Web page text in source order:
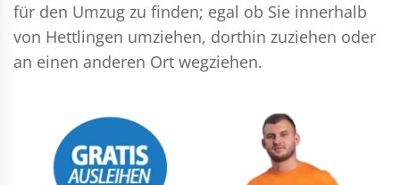
für den Umzug zu finden; egal ob Sie innerhalb
von Hettlingen umziehen, dorthin zuziehen oder
an einen anderen Ort wegziehen.